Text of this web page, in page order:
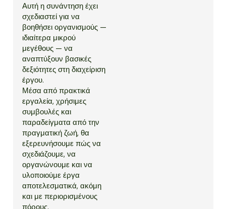
Αυτή η συνάντηση έχει
σχεδιαστεί για να
βοηθήσει οργανισμούς —
ιδιαίτερα μικρού
μεγέθους — να
αναπτύξουν βασικές
δεξιότητες στη διαχείριση
έργου.
Μέσα από πρακτικά
εργαλεία, χρήσιμες
συμβουλές και
παραδείγματα από την
πραγματική ζωή, θα
εξερευνήσουμε πώς να
σχεδιάζουμε, να
οργανώνουμε και να
υλοποιούμε έργα
αποτελεσματικά, ακόμη
και με περιορισμένους
πόρους.